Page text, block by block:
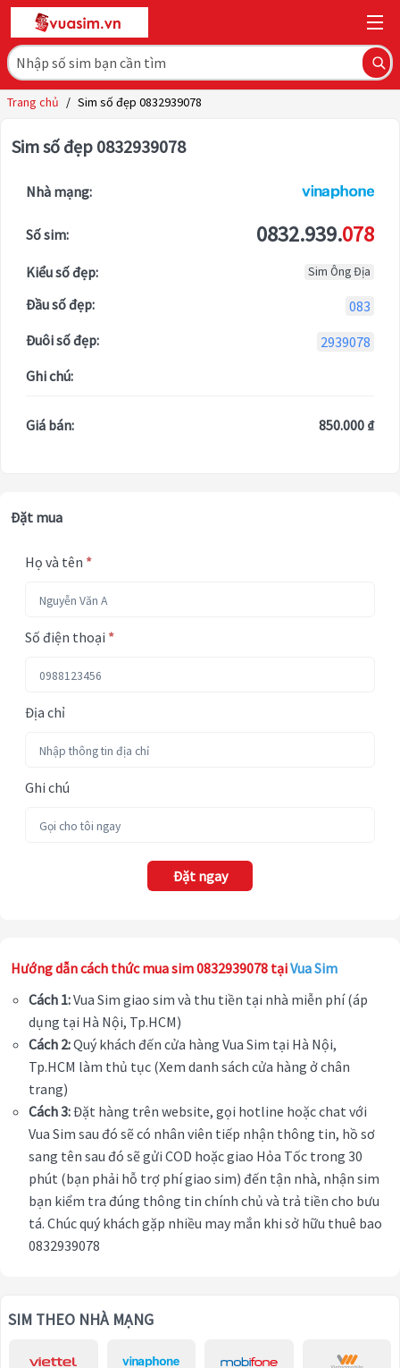
Trang chủ / Sim số đẹp 0832939078
Sim số đẹp 0832939078
Nhà mạng:
Số sim: 0832.939.078
Kiểu số đẹp: Sim Ông Địa
Đầu số đẹp:
083
Đuôi số đẹp:
2939078
Ghi chú:
Giá bán: 850.000 ₫
Đặt mua
Họ và tên *
Số điện thoại *
Địa chỉ
Ghi chú
Đặt ngay
Hướng dẫn cách thức mua sim 0832939078 tạiVua Sim
Cách 1:Vua Sim giao sim và thu tiền tại nhà miễn phí (áp
dụng tại Hà Nội, Tp.HCM)
Cách 2:Quý khách đến cửa hàng Vua Sim tại Hà Nội,
Tp.HCM làm thủ tục (Xem danh sách cửa hàng ở chân
trang)
Cách 3:Đặt hàng trên website, gọi hotline hoặc chat với
Vua Sim sau đó sẽ có nhân viên tiếp nhận thông tin, hồ sơ
sang tên sau đó sẽ gửi COD hoặc giao Hỏa Tốc trong 30
phút (bạn phải hỗ trợ phí giao sim) đến tận nhà, nhận sim
bạn kiểm tra đúng thông tin chính chủ và trả tiền cho bưu
tá. Chúc quý khách gặp nhiều may mắn khi sở hữu thuê bao
0832939078
SIM THEO NHÀ MẠNG